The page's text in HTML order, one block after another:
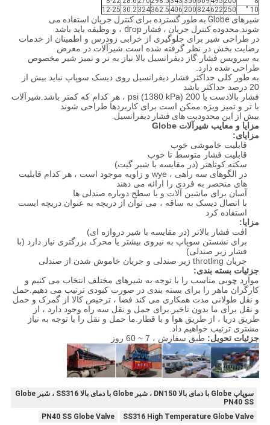
10 "
250
622
824
200
406
362.5
324
30.2
12-25
شیرهای Globe به طور گسترده برای کنترل جریان استفاده می
شوند.محدوده کنترل جریان ، فشار dr op ، و وظیفه باید باشد
در طراحی شیر برای جلوگیری از خرابی زودرس و اطمینان از خدمات
رضایت بخش در نظر گرفته شده است.شیرآلات در معرض
به سرویس فشار گاز دیفرانسیل بالا نیاز به تر و تمیز شیر مخصوص
طراحی شده دارد.
به طور کلی حداکثر فشار دیفرانسیل روی دیسک سوپاپ نباید بیش از
20 درصد حداکثر باشد
فشار بالادست یا 200 psi (1380 kPa) ، هر کدام که کمتر باشد.شیرآلات
با تر و تمیز ویژه ممکن است برای کاربردها طراحی شوند
بیش از این محدودیت های فشار دیفرانسیل.
مزایا و معایب شیرآلات Globe
مزایای:
قابلیت خاموشی خوب
قابلیت فشار متوسط ​​تا خوب
سکته کوتاهتر (در مقایسه با شیر گیت)
در الگوهای سه راهی ، wye و زاویه موجود است ، هر کدام قابلیت
های منحصر به فردی را ارائه می دهند
آسان برای ماشین آلات و یا سطح دوباره صندلی ها
با اتصال دیسک به ساقه ، می توان از دریچه به عنوان دریچه ایست
استفاده کرد
مزایا:
افت فشار بالاتر (در مقایسه با شیر دروازه ای)
برای نشستن سوپاپ به نیروی بیشتر یا محرک بزرگتری نیاز دارد (با
فشار زیر صندلی)
جریان throtling زیر صندلی و جریان خاموش شدن از صندلی
جزئیات بسته بندی:
موارد چوبی مناسب را با توجه به شیرهای مختلف انتخاب می کنیم و
کارگران ماهر را برای بسته بندی در صورت کبودی ترتیب می دهیم.حمل
و نقل طولانی مدت همکاری می کند فضا ، ترخیص کالا از گمرک و حمل
و نقل برای ما بدون تاخیر.برای حمل و نقل سه راه وجود دارد ، از
طریق دریا ، از طریق هوا و با قطار.ما حمل و نقل را با توجه به نیاز
مشتری ترتیب خواهیم داد.
جزئیات تحویل: طبق سفارش ، 7 ~ 60 روز
سوپاپ Globe با دمای بالا DN150 ، شیر Globe با دمای بالا SS316 ، شیر Globe
PN40 SS
SS316 High Temperature Globe Valve
PN40 SS Globe Valve